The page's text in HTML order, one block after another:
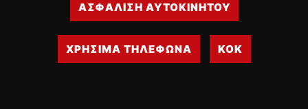
ΑΣΦΑΛΙΣΗ ΑΥΤΟΚΙΝΗΤΟΥ
ΧΡΗΣΙΜΑ ΤΗΛΕΦΩΝΑ ΚΟΚ